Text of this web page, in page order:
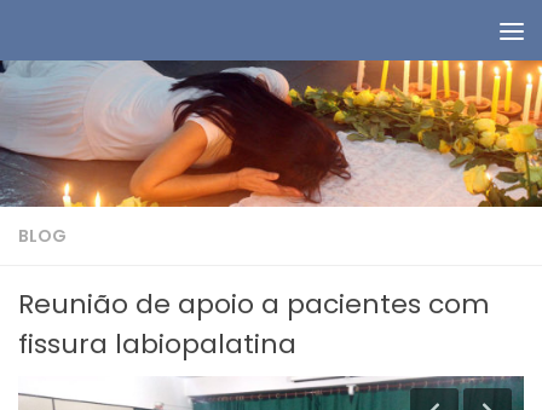
BLOG
Reunião de apoio a pacientes com
fissura labiopalatina